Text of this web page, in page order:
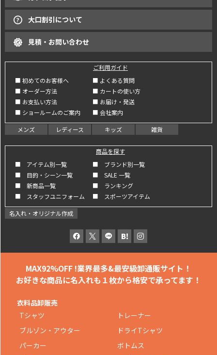
大口割引について
見積・お問い合わせ
ご利用ガイド
■ 初めてのお客様へ
■ よくある質問
■ オーダー方法
■ カートの使い方
■ お支払い方法
■ お届け・発送
■ ショールームのご案内
■ 会社案内
メンズ レディース キッズ 雑貨
商品を探す
■ アイテム別一覧
■ ブランド別一覧
■ 目的・シーン一覧
■ SALE 一覧
■ 新商品一覧
■ ランキング
■ スタッフユニフォーム
■ スポーツアイテム
名入れ・オリジナル作成
MAX92%OFF !業界最多&最安級卸通販サイト！
お好きな商品に名入れも １枚から格安で承ってます！
衣料品卸販売
Tシャツ
トレーナー
ブルゾン・アウター
ドライTシャツ
パーカー
ボトムス